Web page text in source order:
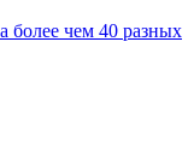
более чем 40 разных